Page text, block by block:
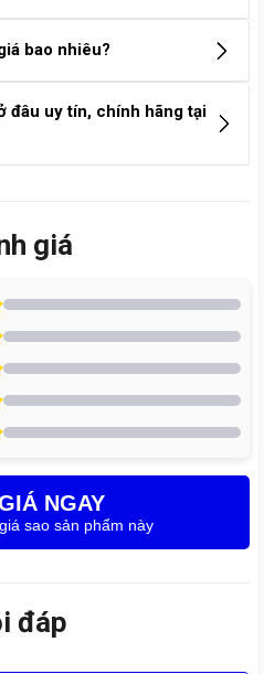
chân sạc Samsung chỉ từ 30
mạch phức tạp, kỹ thuật viên
phải để máy qua đêm.
bao nhiêu?
dao động từ 250.000 –
Để biết chính xác giá cho
đâu uy tín, chính hãng tại
rõ ràng. Tại TP.HCM, Care
khách hàng tin tưởng nhờ quy
bạn có thể gọi ngay 1900
giá
NGAY
sao sản phẩm này
đáp